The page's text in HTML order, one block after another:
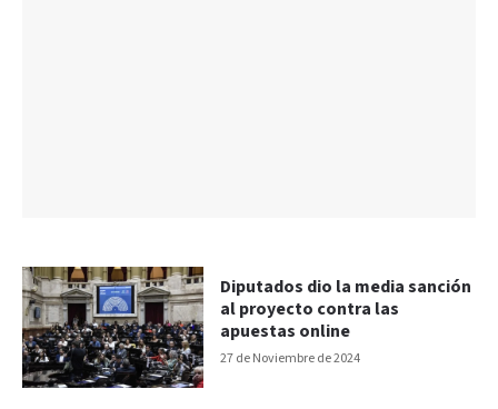
27 de Noviembre de 2024
Diputados dio la media sanción
al proyecto contra las
apuestas online